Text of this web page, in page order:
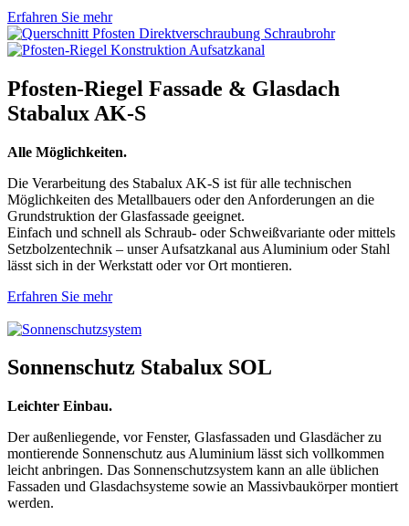
Erfahren Sie mehr
Pfosten-Riegel Fassade & Glasdach
Stabalux AK-S
Alle Möglichkeiten.
Die Verarbeitung des Stabalux AK-S ist für alle technischen
Möglichkeiten des Metallbauers oder den Anforderungen an die
Grundstruktion der Glasfassade geeignet.
Einfach und schnell als Schraub- oder Schweißvariante oder mittels
Setzbolzentechnik – unser Aufsatzkanal aus Aluminium oder Stahl
lässt sich in der Werkstatt oder vor Ort montieren.
Erfahren Sie mehr
Sonnenschutz Stabalux SOL
Leichter Einbau.
Der außenliegende, vor Fenster, Glasfassaden und Glasdächer zu
montierende Sonnenschutz aus Aluminium lässt sich vollkommen
leicht anbringen. Das Sonnenschutzsystem kann an alle üblichen
Fassaden und Glasdachsysteme sowie an Massivbaukörper montiert
werden.